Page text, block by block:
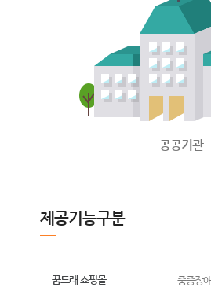
공공기관
제공기능구분
꿈드래 쇼핑몰 중증장